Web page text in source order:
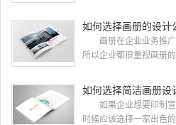
册设计找哪家公司。
都会选择古柏品牌设计
于2004年，是由一群专
画册在企业业务推广
所以企业都很重视画册
样的? 画册的设计公
司 一，设计水准，这
大概判断一下，比如
如果企业想要印制宣
时候应该选择一家出色